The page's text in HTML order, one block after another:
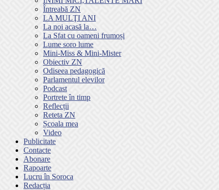
Întreabă ZN
LA MULŢI ANI
La noi acasă la…
La Sfat cu oameni frumoși
Lume soro lume
Mini-Miss & Mini-Mister
Obiectiv ZN
Odiseea pedagogică
Parlamentul elevilor
Podcast
Portrete în timp
Reflecții
Reteta ZN
Școala mea
Video
Publicitate
Contacte
Abonare
Rapoarte
Lucru în Soroca
Redacția